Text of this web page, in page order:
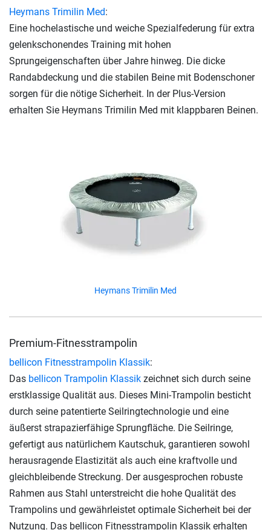
Heymans Trimilin Med:
Eine hochelastische und weiche Spezialfederung für extra
gelenkschonendes Training mit hohen
Sprungeigenschaften über Jahre hinweg. Die dicke
Randabdeckung und die stabilen Beine mit Bodenschoner
sorgen für die nötige Sicherheit. In der Plus-Version
erhalten Sie Heymans Trimilin Med mit klappbaren Beinen.
Heymans Trimilin Med
Premium-Fitnesstrampolin
bellicon Fitnesstrampolin Klassik:
Das bellicon Trampolin Klassik zeichnet sich durch seine
erstklassige Qualität aus. Dieses Mini-Trampolin besticht
durch seine patentierte Seilringtechnologie und eine
äußerst strapazierfähige Sprungfläche. Die Seilringe,
gefertigt aus natürlichem Kautschuk, garantieren sowohl
herausragende Elastizität als auch eine kraftvolle und
gleichbleibende Streckung. Der ausgesprochen robuste
Rahmen aus Stahl unterstreicht die hohe Qualität des
Trampolins und gewährleistet optimale Sicherheit bei der
Nutzung. Das bellicon Fitnesstrampolin Klassik erhalten